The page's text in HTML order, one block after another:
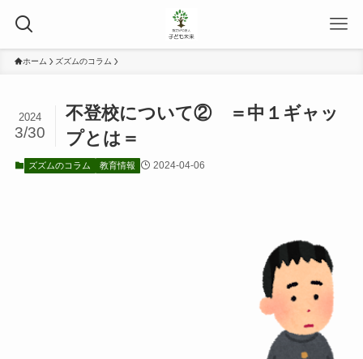
ホーム ズズムのコラム
不登校について② ＝中１ギャッ
プとは＝
2024
3/30
ズズムのコラム 教育情報 2024-04-06